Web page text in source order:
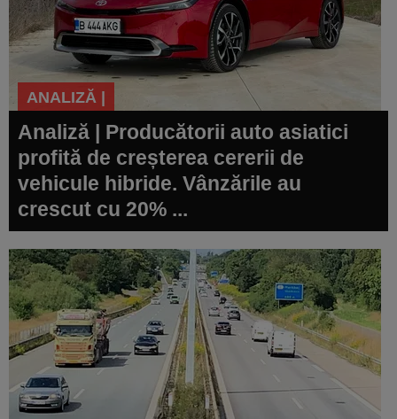
ANALIZĂ |
Analiză | Producătorii auto asiatici
profită de creșterea cererii de
vehicule hibride. Vânzările au
crescut cu 20% ...